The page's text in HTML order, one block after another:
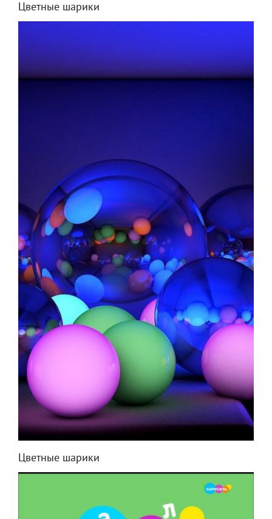
Цветные шарики
Цветные шарики